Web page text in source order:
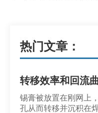
热门文章：
锡膏被放置在刚网上
孔从而转移并沉积在